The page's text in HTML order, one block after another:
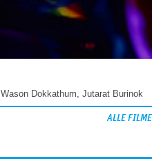
Wason Dokkathum, Jutarat Burinok
ALLE FILME